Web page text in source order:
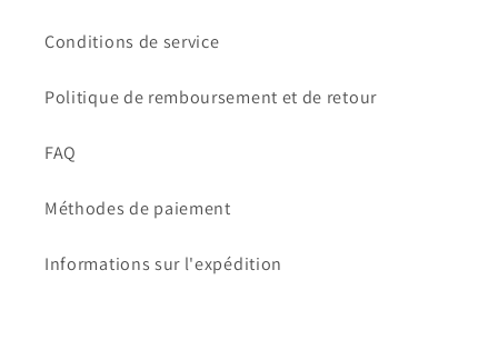
Conditions de service
Politique de remboursement et de retour
FAQ
Méthodes de paiement
Informations sur l'expédition